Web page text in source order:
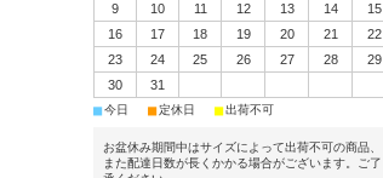
9
10 11 12 13 14
15
16
17 18 19 20 21
22
23
24 25 26 27 28
29
30
31
■今日 ■定休日 ■出荷不可
お盆休み期間中はサイズによって出荷不可の商品、
また配達日数が長くかかる場合がございます。ご了